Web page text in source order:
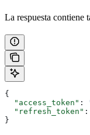
La respuesta contiene
{
  "access_token"
:
  "refresh_token"
:
}